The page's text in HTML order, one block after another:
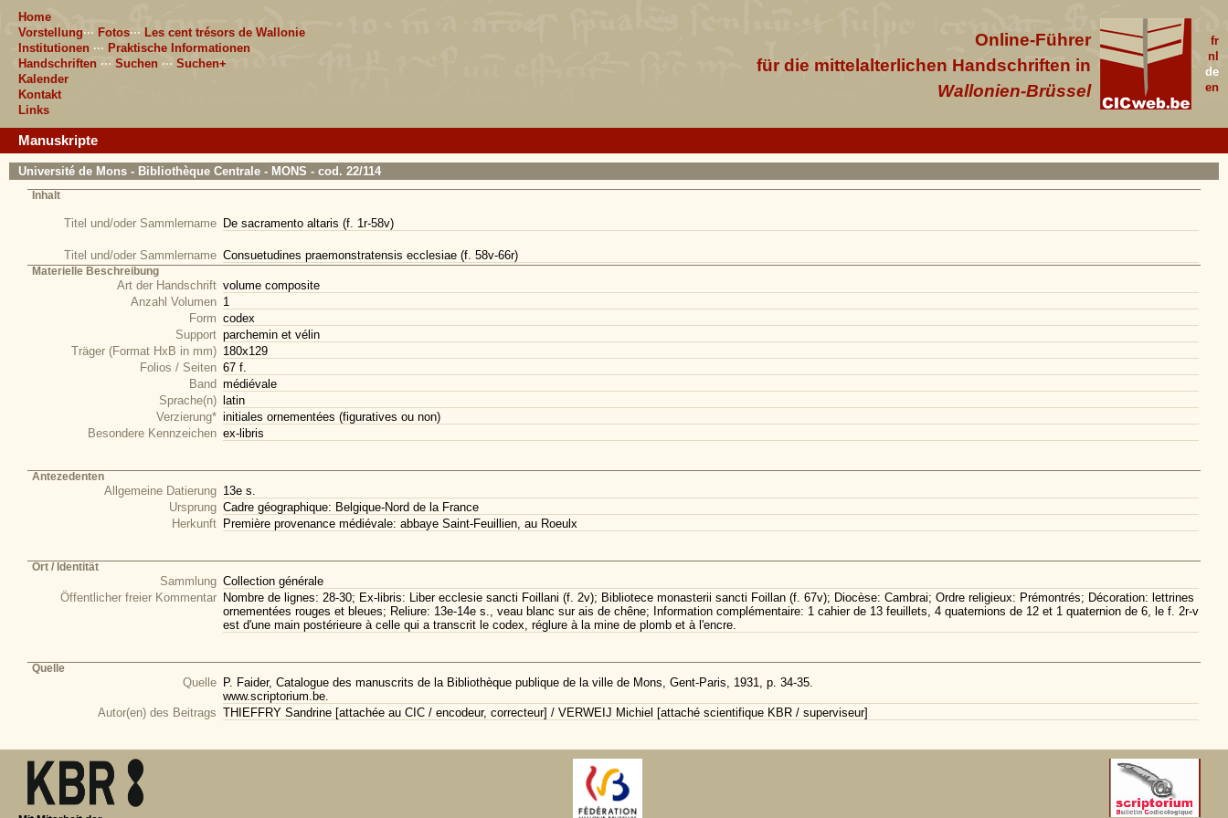
fr
nl
de
en
Online-Führer
für die mittelalterlichen Handschriften in
Wallonien-Brüssel
Home
Vorstellung··· Fotos··· Les cent trésors de Wallonie
Institutionen ··· Praktische Informationen
Handschriften ··· Suchen ··· Suchen+
Kalender
Kontakt
Links
Manuskripte
Université de Mons - Bibliothèque Centrale - MONS - cod. 22/114
Inhalt
Titel und/oder Sammlername De sacramento altaris (f. 1r-58v)
Titel und/oder Sammlername Consuetudines praemonstratensis ecclesiae (f. 58v-66r)
Materielle Beschreibung
Art der Handschrift volume composite
Anzahl Volumen 1
Form codex
Support parchemin et vélin
Träger (Format HxB in mm) 180x129
Folios / Seiten 67 f.
Band médiévale
Sprache(n)
latin
Verzierung* initiales ornementées (figuratives ou non)
Besondere Kennzeichen ex-libris
Antezedenten
Allgemeine Datierung 13e s.
Ursprung Cadre géographique: Belgique-Nord de la France
Herkunft Première provenance médiévale: abbaye Saint-Feuillien, au Roeulx
Ort / Identität
Sammlung Collection générale
Öffentlicher freier Kommentar Nombre de lignes: 28-30; Ex-libris: Liber ecclesie sancti Foillani (f. 2v); Bibliotece monasterii sancti Foillan (f. 67v); Diocèse: Cambrai; Ordre religieux: Prémontrés; Décoration: lettrines
ornementées rouges et bleues; Reliure: 13e-14e s., veau blanc sur ais de chêne; Information complémentaire: 1 cahier de 13 feuillets, 4 quaternions de 12 et 1 quaternion de 6, le f. 2r-v
est d'une main postérieure à celle qui a transcrit le codex, réglure à la mine de plomb et à l'encre.
Quelle
Quelle P. Faider, Catalogue des manuscrits de la Bibliothèque publique de la ville de Mons, Gent-Paris, 1931, p. 34-35.
www.scriptorium.be.
Autor(en) des Beitrags THIEFFRY Sandrine [attachée au CIC / encodeur, correcteur] / VERWEIJ Michiel [attaché scientifique KBR / superviseur]